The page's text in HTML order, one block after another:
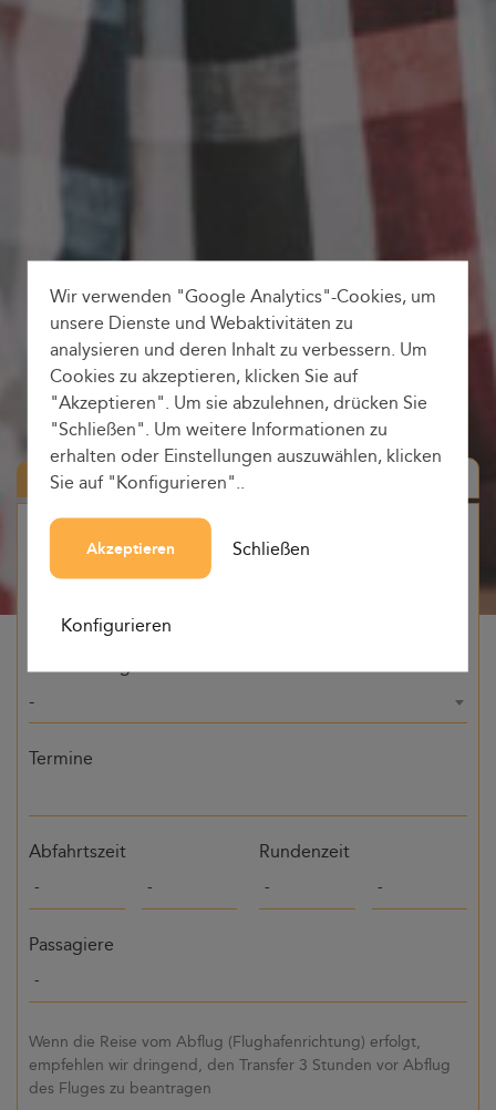
Hin-und Rückfahrt
Herkunft
-
Termine
Abfahrtszeit Rundenzeit
Passagiere
Wenn die Reise vom Abflug (Flughafenrichtung) erfolgt,
empfehlen wir dringend, den Transfer 3 Stunden vor Abflug
des Fluges zu beantragen
Wir verwenden "Google Analytics"-Cookies, um
unsere Dienste und Webaktivitäten zu
analysieren und deren Inhalt zu verbessern. Um
Cookies zu akzeptieren, klicken Sie auf
"Akzeptieren". Um sie abzulehnen, drücken Sie
"Schließen". Um weitere Informationen zu
erhalten oder Einstellungen auszuwählen, klicken
Sie auf "Konfigurieren"..
Akzeptieren Schließen
Konfigurieren